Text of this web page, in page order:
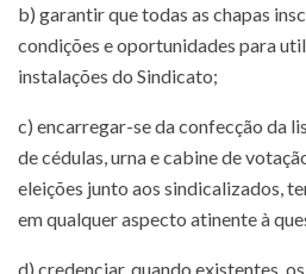
b) garantir que todas as chapas
condições e oportunidades para
instalações do Sindicato;
c) encarregar-se da confecção da
de cédulas, urna e cabine de
eleições junto aos sindicalizados,
em qualquer aspecto atinente à
d) credenciar, quando existentes,